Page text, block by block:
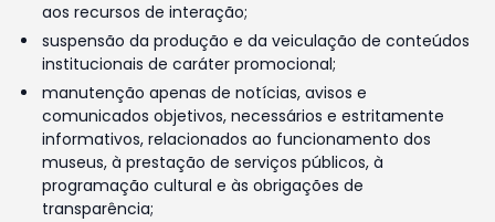
aos recursos de interação;
suspensão da produção e da veiculação de conteúdos
institucionais de caráter promocional;
manutenção apenas de notícias, avisos e
comunicados objetivos, necessários e estritamente
informativos, relacionados ao funcionamento dos
museus, à prestação de serviços públicos, à
programação cultural e às obrigações de
transparência;